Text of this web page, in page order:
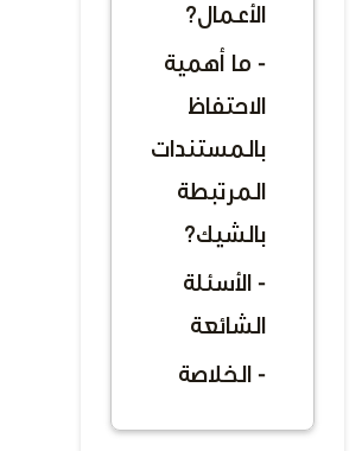
الأعمال؟
- ما أهمية
الاحتفاظ
بالمستندات
المرتبطة
بالشيك؟
- الأسئلة
الشائعة
- الخلاصة